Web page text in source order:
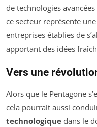
de technologies
ce secteur représente
entreprises établies de
apportant des idées
Vers une
Alors que le Pentagone
cela pourrait aussi
technologique dans le